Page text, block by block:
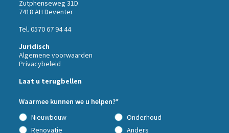
Zutphenseweg 31D
7418 AH Deventer
Tel. 0570 67 94 44
Juridisch
Algemene voorwaarden
Privacybeleid
Call
back
by
fax
Laat u terugbellen
Waarmee kunnen we u helpen?*
Nieuwbouw
Onderhoud
Renovatie
Anders